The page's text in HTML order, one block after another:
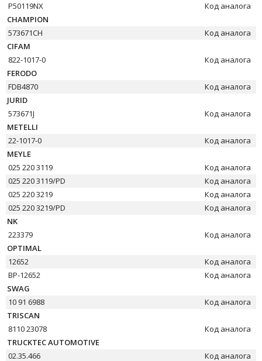
P50119NX
Код аналога
CHAMPION
573671CH
Код аналога
CIFAM
822-1017-0
Код аналога
FERODO
FDB4870
Код аналога
JURID
573671J
Код аналога
METELLI
22-1017-0
Код аналога
MEYLE
025 220 3119
Код аналога
025 220 3119/PD
Код аналога
025 220 3219
Код аналога
025 220 3219/PD
Код аналога
NK
223379
Код аналога
OPTIMAL
12652
Код аналога
BP-12652
Код аналога
SWAG
10 91 6988
Код аналога
TRISCAN
8110 23078
Код аналога
TRUCKTEC AUTOMOTIVE
02.35.466
Код аналога